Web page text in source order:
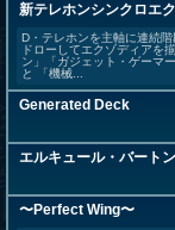
新テレホンシンクロエ
D・テレホンを主軸に連続
ドローしてエクゾディアを
ン」「ガジェット・ゲーマ
と 「機械...
Generated Deck
エルキュール・バートン
〜Perfect Wing〜